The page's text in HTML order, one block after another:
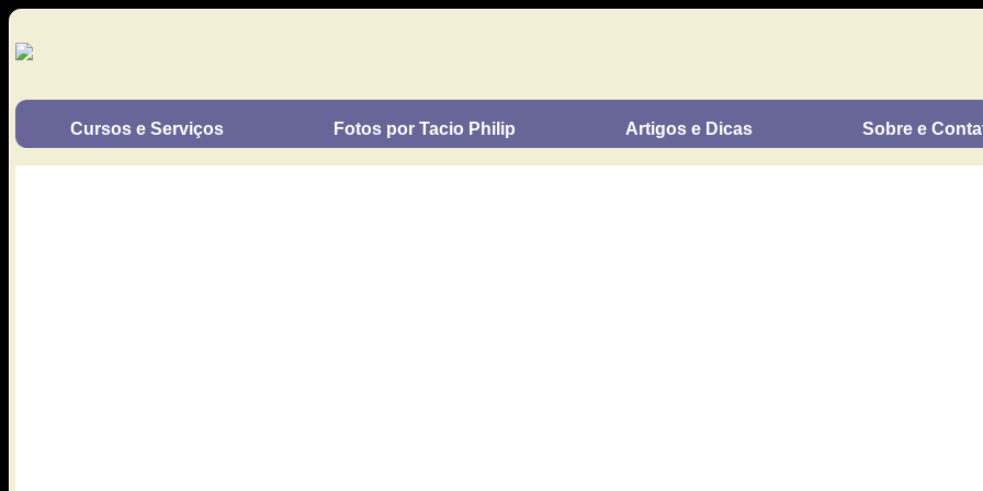
Cursos e Serviços Fotos por Tacio Philip Artigos e Dicas Sobre e